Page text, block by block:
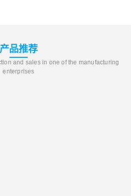
产品推荐
and sales in one of the manufacturing
enterprises